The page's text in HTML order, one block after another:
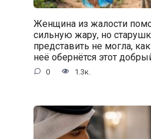
Женщина из жалости
сильную жару, но
представить не могла,
неё обернётся этот
0 1.3к.